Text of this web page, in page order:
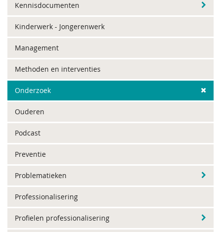
Kennisdocumenten
Kinderwerk - Jongerenwerk
Management
Methoden en interventies
Onderzoek
Ouderen
Podcast
Preventie
Problematieken
Professionalisering
Profielen professionalisering